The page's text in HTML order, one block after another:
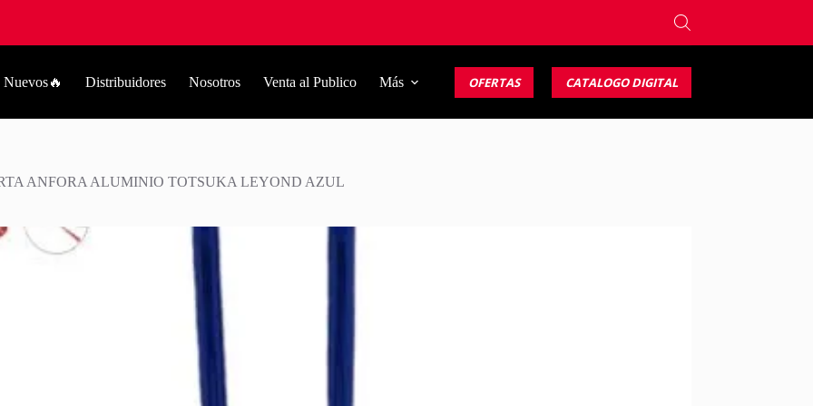
Nuevos🔥 Distribuidores Nosotros Venta al Publico Más OFERTAS CATALOGO DIGITAL
ANFORA ALUMINIO TOTSUKA LEYOND AZUL